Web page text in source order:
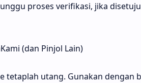
proses verifikasi, jika
(dan Pinjol Lain)
tetaplah utang. Gunakan dengan